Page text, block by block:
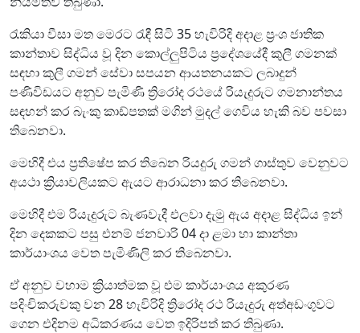
රැකියා වීසා මත මෙරට රැඳී සිටි 35 හැවිරිදි අදාළ ප්‍රංශ ජාතික
කාන්තාව සිද්ධිය වූ දින කොල්ලුපිටිය ප්‍රදේශයේදී කුලී ගමනක්
සඳහා කුලී ගමන් සේවා සපයන ආයතනයකට ලබාදුන්
පණිවිඩයට අනුව පැමිණි ත්‍රිරෝද රථයේ රියැදුරුට ගමනාන්තය
සඳහන් කර බැංකු කාඩ්පතක් මගින් මුදල් ගෙවිය හැකි බව පවසා
තිබෙනවා.
මෙහිදී එය ප්‍රතිෂේප කර තිබෙන රියදුරු ගමන් ගාස්තුව වෙනුවට
අයථා ක්‍රියාවලියකට ඇයට ආරාධනා කර තිබෙනවා.
මෙහිදී එම රියැදුරුට බැණවැදී එලවා දැමු ඇය අදාළ සිද්ධිය ඉන්
දින දෙකකට පසු එනම් ජනවාරි 04 දා ළමා හා කාන්තා
කාර්යාංශය වෙත පැමිණිලි කර තිබෙනවා.
ඒ අනුව වහාම ක්‍රියාත්මක වූ එම කාර්යාංශය අකුරණ
පදිංචිකරුවකු වන 28 හැවිරිදි ත්‍රිරෝද රථ රියැදුරු අත්අඩංගුවට
ගෙන එදිනම අධිකරණය වෙත ඉදිරිපත් කර තිබුණා.